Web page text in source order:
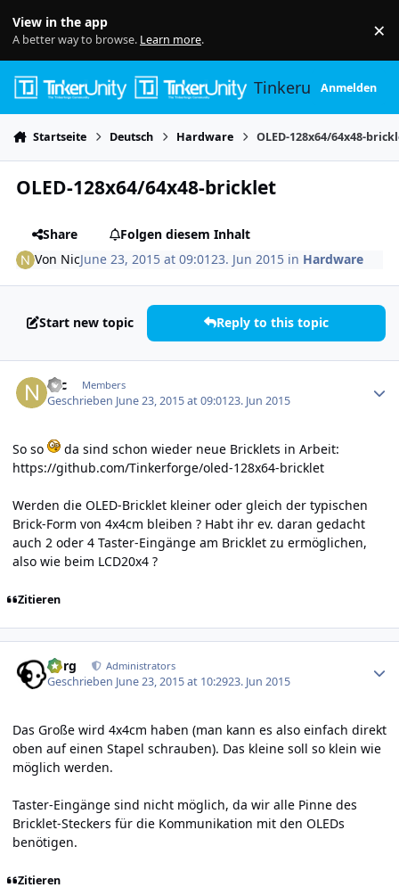
View in the app
A better way to browse. Learn more. ×
TinkerunityAnmelden
Startseite Deutsch Hardware OLED-128x64/64x48-
OLED-128x64/64x48-bricklet
Share
Folgen diesem Inhalt
Von NicJune 23, 2015 at 09:0123. Jun 2015 in Hardware
Start new topic Reply to this topic
Nic Members
Geschrieben June 23, 2015 at 09:0123. Jun 2015
So so
da sind schon wieder neue Bricklets in Arbeit:
https://github.com/Tinkerforge/oled-128x64-bricklet
Werden die OLED-Bricklet kleiner oder gleich der typischen
Brick-Form von 4x4cm bleiben ? Habt ihr ev. daran gedacht
auch 2 oder 4 Taster-Eingänge am Bricklet zu ermöglichen,
also wie beim LCD20x4 ?
Zitieren
borg Administrators
Geschrieben June 23, 2015 at 10:2923. Jun 2015
Das Große wird 4x4cm haben (man kann es also einfach direkt
oben auf einen Stapel schrauben). Das kleine soll so klein wie
möglich werden.
Taster-Eingänge sind nicht möglich, da wir alle Pinne des
Bricklet-Steckers für die Kommunikation mit den OLEDs
benötigen.
Zitieren